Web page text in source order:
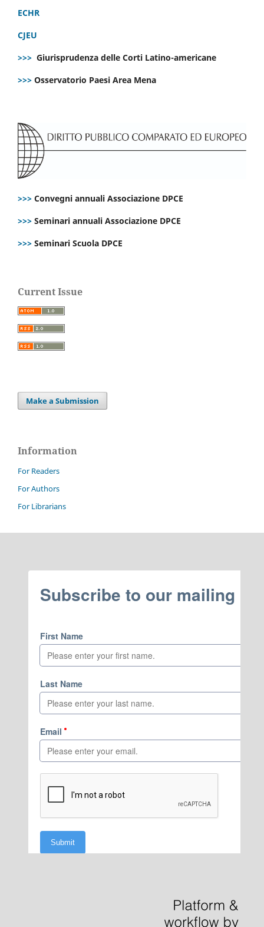
ECHR
CJEU
>>> Giurisprudenza delle Corti Latino-americane
>>> Osservatorio Paesi Area Mena
>>> Convegni annuali Associazione DPCE
>>> Seminari annuali Associazione DPCE
>>> Seminari Scuola DPCE
Current Issue
Make a Submission
Information
For Readers
For Authors
For Librarians